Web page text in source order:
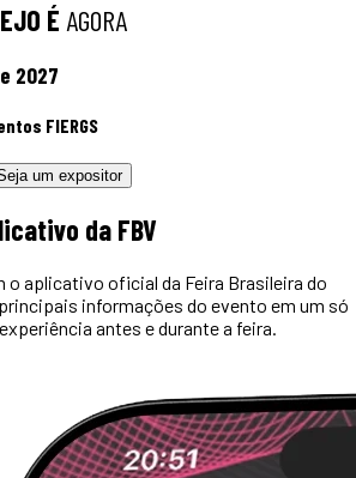
É AGORA
2027
FIERGS
um expositor
da FBV
o aplicativo oficial da Feira Brasileira do
informações do evento em um só
antes e durante a feira.